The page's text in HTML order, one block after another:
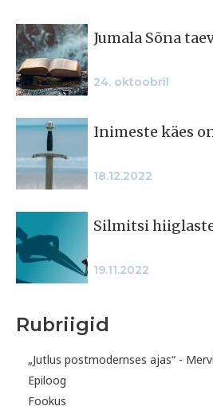
Jumala Sõna
24. oktoobril
Inimeste käes
18.12.2022
Silmitsi
19.11.2022
Rubriigid
„Jutlus postmodernses ajas“ -
Epiloog
Fookus